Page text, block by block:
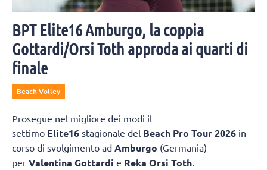
BPT Elite16 Amburgo, la coppia
Gottardi/Orsi Toth approda ai quarti di
finale
Beach Volley
Prosegue nel migliore dei modi il
settimo Elite16 stagionale del Beach Pro Tour 2026 in
corso di svolgimento ad Amburgo (Germania)
per Valentina Gottardi e Reka Orsi Toth.